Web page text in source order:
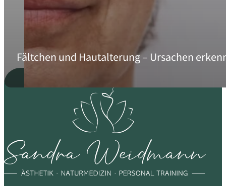
Fältchen und Hautalterung – Ursachen